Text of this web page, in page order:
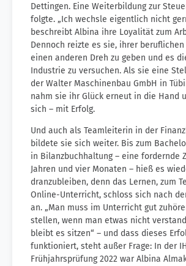
Dettingen. Eine Weiterbildung zur
folgte. „Ich wechsle eigentlich nicht
beschreibt Albina ihre Loyalität zum
Dennoch reizte es sie, ihrer
einen anderen Dreh zu geben und es
Industrie zu versuchen. Als sie eine
der Walter Maschinenbau GmbH in
nahm sie ihr Glück erneut in die Hand
sich – mit Erfolg.
Und auch als Teamleiterin in der
bildete sie sich weiter. Bis zum
in Bilanzbuchhaltung – eine fordernde
Jahren und vier Monaten – hieß es
dranzubleiben, denn das Lernen, zum
Online-Unterricht, schloss sich nach
an. „Man muss im Unterricht gut
stellen, wenn man etwas nicht
bleibt es sitzen“ – und dass dieses
funktioniert, steht außer Frage: In der
Frühjahrsprüfung 2022 war Albina